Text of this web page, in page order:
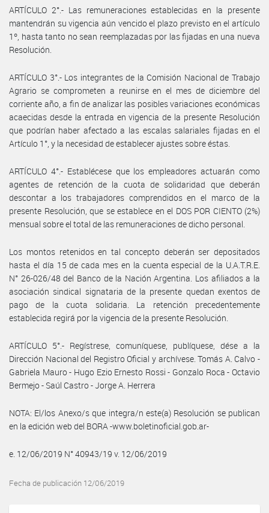
ARTÍCULO 2°.- Las remuneraciones establecidas en la presente
mantendrán su vigencia aún vencido el plazo previsto en el artículo
1º, hasta tanto no sean reemplazadas por las fijadas en una nueva
Resolución.
ARTÍCULO 3°.- Los integrantes de la Comisión Nacional de Trabajo
Agrario se comprometen a reunirse en el mes de diciembre del
corriente año, a fin de analizar las posibles variaciones económicas
acaecidas desde la entrada en vigencia de la presente Resolución
que podrían haber afectado a las escalas salariales fijadas en el
Artículo 1°, y la necesidad de establecer ajustes sobre éstas.
ARTÍCULO 4°.- Establécese que los empleadores actuarán como
agentes de retención de la cuota de solidaridad que deberán
descontar a los trabajadores comprendidos en el marco de la
presente Resolución, que se establece en el DOS POR CIENTO (2%)
mensual sobre el total de las remuneraciones de dicho personal.
Los montos retenidos en tal concepto deberán ser depositados
hasta el día 15 de cada mes en la cuenta especial de la U.A.T.R.E.
N° 26-026/48 del Banco de la Nación Argentina. Los afiliados a la
asociación sindical signataria de la presente quedan exentos de
pago de la cuota solidaria. La retención precedentemente
establecida regirá por la vigencia de la presente Resolución.
ARTÍCULO 5°.- Regístrese, comuníquese, publíquese, dése a la
Dirección Nacional del Registro Oficial y archívese. Tomás A. Calvo -
Gabriela Mauro - Hugo Ezio Ernesto Rossi - Gonzalo Roca - Octavio
Bermejo - Saúl Castro - Jorge A. Herrera
NOTA: El/los Anexo/s que integra/n este(a) Resolución se publican
en la edición web del BORA -www.boletinoficial.gob.ar-
e. 12/06/2019 N° 40943/19 v. 12/06/2019
Fecha de publicación 12/06/2019